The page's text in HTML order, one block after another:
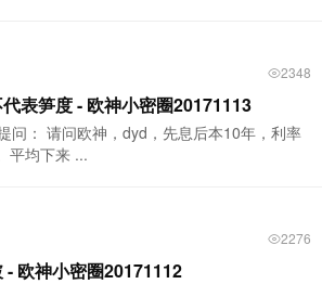
2348
表笋度 - 欧神小密圈20171113
问： 请问欧神，dyd，先息后本10年，利率
平均下来 ...
2276
- 欧神小密圈20171112